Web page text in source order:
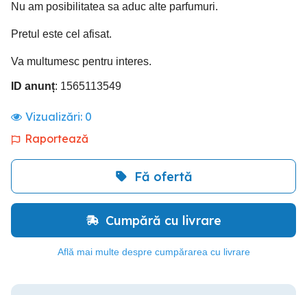
Nu am posibilitatea sa aduc alte parfumuri.
Pretul este cel afisat.
Va multumesc pentru interes.
ID anunț: 1565113549
Vizualizări: 0
Raportează
Fă ofertă
Cumpără cu livrare
Află mai multe despre cumpărarea cu livrare